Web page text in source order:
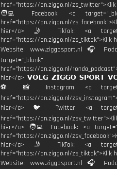
href="https://on.ziggo.nl/
🧑‍💻 Facebook: <a
href="https://on.ziggo.nl/
hier</a> 🤳 TikTok: <a
href="https://on.ziggo.nl/zs_tiktok">Klik
Website: www.ziggosport.nl 🎧
target="_blank"
href="https://on.ziggo.nl/
hier</a> 𝗩𝗢𝗟𝗚 𝗭𝗜𝗚𝗚𝗢 𝗦𝗣𝗢𝗥𝗧
⚽️ 📸 Instagram: <a
href="https://on.ziggo.nl/
hier</a> 🐦 Twitter: <a
href="https://on.ziggo.nl/
hier</a> 🧑‍💻 Facebook: <a
href="https://on.ziggo.nl/
hier</a> 🤳 TikTok: <a
href="https://on.ziggo.nl/zs_tiktok">Klik
Website: www.ziggosport.nl 🎧